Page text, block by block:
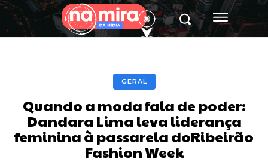
GERAL
Quando a moda fala de poder:
Dandara Lima leva liderança
feminina à passarela doRibeirão
Fashion Week